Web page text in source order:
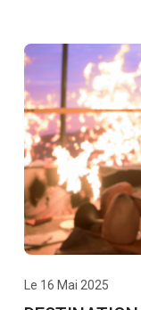
Le 16 Mai 2025